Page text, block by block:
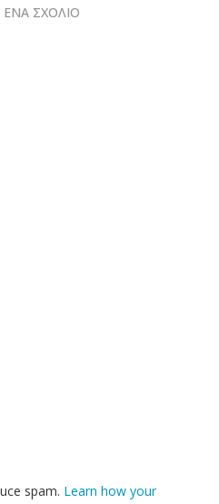
ΣΧΟΛΙΟ
spam. Learn how your